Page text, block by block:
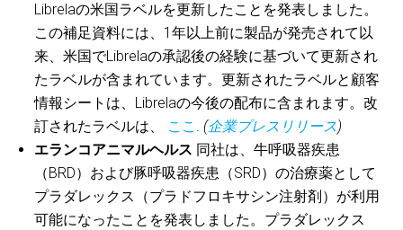
Librelaの米国ラベルを更新したことを発表しました。
この補足資料には、1年以上前に製品が発売されて以
来、米国でLibrelaの承認後の経験に基づいて更新され
たラベルが含まれています。更新されたラベルと顧客
情報シートは、Librelaの今後の配布に含まれます。改
訂されたラベルは、 ここ . (企業プレスリリース)
エランコアニマルヘルス 同社は、牛呼吸器疾患
（BRD）および豚呼吸器疾患（SRD）の治療薬として
プラダレックス（プラドフロキサシン注射剤）が利用
可能になったことを発表しました。プラダレックス